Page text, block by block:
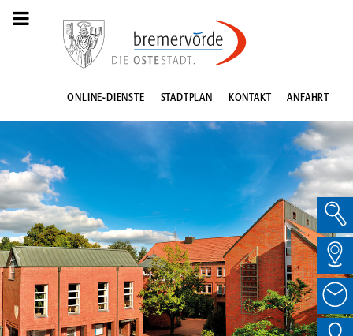
ONLINE-DIENSTE STADTPLAN KONTAKT ANFAHRT